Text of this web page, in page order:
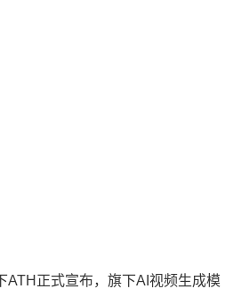
ATH正式宣布，旗下AI视频生成模